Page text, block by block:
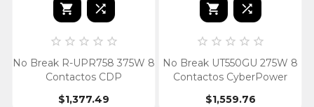
 
    
No Break R-UPR758 375W 8
Contactos CDP
$1,377.49
 
    
No Break UT550GU 275W 8
Contactos CyberPower
$1,559.76